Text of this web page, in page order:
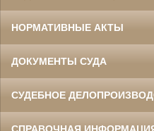
НОРМАТИВНЫЕ АКТЫ
ДОКУМЕНТЫ СУДА
СУДЕБНОЕ